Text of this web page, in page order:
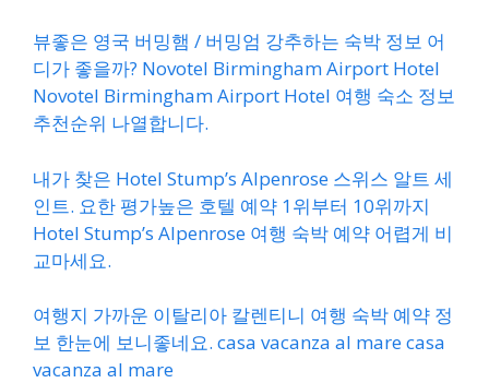
뷰좋은 영국 버밍햄 / 버밍엄 강추하는 숙박 정보 어
디가 좋을까? Novotel Birmingham Airport Hotel
Novotel Birmingham Airport Hotel 여행 숙소 정보
추천순위 나열합니다.
내가 찾은 Hotel Stump’s Alpenrose 스위스 알트 세
인트. 요한 평가높은 호텔 예약 1위부터 10위까지
Hotel Stump’s Alpenrose 여행 숙박 예약 어렵게 비
교마세요.
여행지 가까운 이탈리아 칼렌티니 여행 숙박 예약 정
보 한눈에 보니좋네요. casa vacanza al mare casa
vacanza al mare